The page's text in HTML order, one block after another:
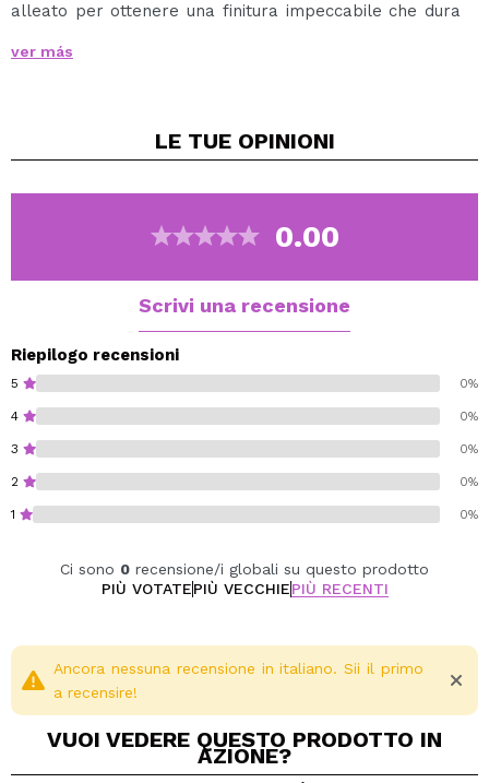
alleato per ottenere una finitura impeccabile che dura
Questa polvere ultrafine fissa il trucco, opacizza dove
Perfetto per fissare il fondotinta, il correttore o
morbido.
pelle, mantenendo il trucco fresco e uniforme dalla
Questa cipria fissante:
Ha una consistenza ultra fine che si fonde
facilmente;
Riduce la lucidità senza seccare la pelle;
Crea un effetto sfocato per un aspetto uniforme;
È adatto a tutti i tipi di pelle;
Cruelty free.
Fragrance-free.
Sulfate-free.
Hypoallergenic.
ver más
LE TUE OPINIONI
0.00
Scrivi una recensione
Riepilogo recensioni
5 0%
4 0%
3 0%
2 0%
1 0%
Ci sono 0 recensione/i globali su questo prodotto
PIÙ VOTATEPIÙ VECCHIEPIÙ RECENTI
Ancora nessuna recensione in italiano. Sii il primo
a recensire!
VUOI VEDERE QUESTO PRODOTTO IN
AZIONE?